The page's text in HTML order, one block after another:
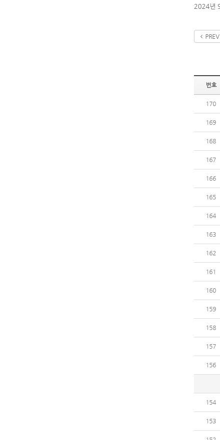
2024년
PREV
번호
170
169
168
167
166
165
164
163
162
161
160
159
158
157
156
154
153